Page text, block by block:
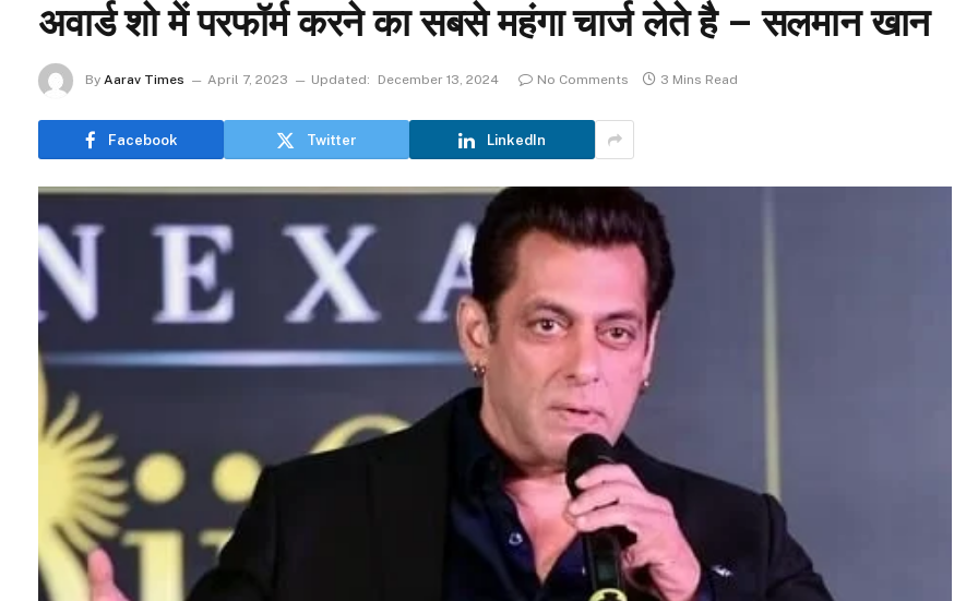
अवार्ड शो में परफॉर्म करने का सबसे महंगा चार्ज लेते है – सलमान खान
By Aarav Times April 7, 2023 Updated: December 13, 2024 No Comments 3 Mins Read
Facebook Twitter LinkedIn